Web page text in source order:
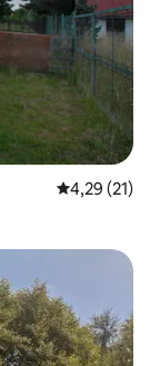
4,29 de uma
4,29 (21)